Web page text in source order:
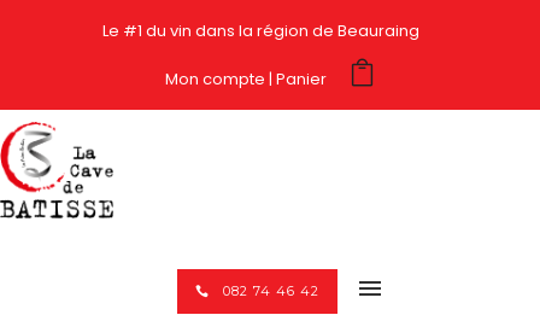
Le #1 du vin dans la région de Beauraing
Mon compte Panier
082 74 46 42